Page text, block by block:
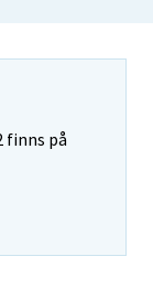
finns på